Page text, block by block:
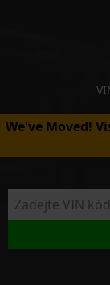
We've Moved!